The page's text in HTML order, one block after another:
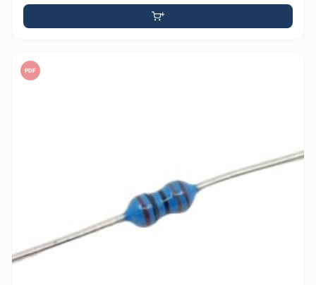
PDF